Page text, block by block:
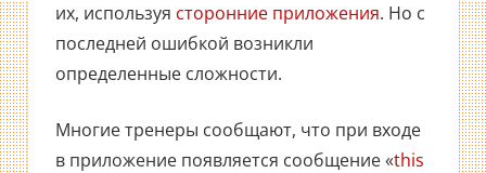
их, используя сторонние приложения. Но с
последней ошибкой возникли
определенные сложности.
Многие тренеры сообщают, что при входе
в приложение появляется сообщение «this